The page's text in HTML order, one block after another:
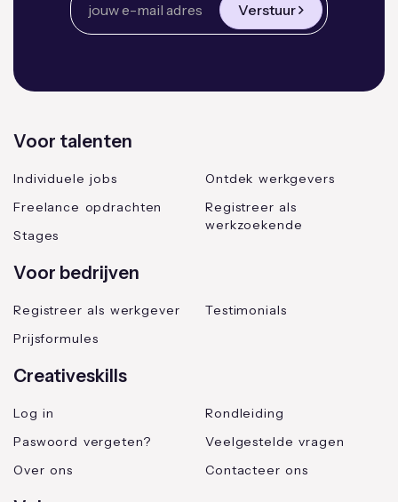
Verstuur
Voor talenten
Individuele jobs
Freelance opdrachten
Stages
Ontdek werkgevers
Registreer als
werkzoekende
Voor bedrijven
Registreer als werkgever
Prijsformules
Testimonials
Creativeskills
Log in
Paswoord vergeten?
Over ons
Rondleiding
Veelgestelde vragen
Contacteer ons